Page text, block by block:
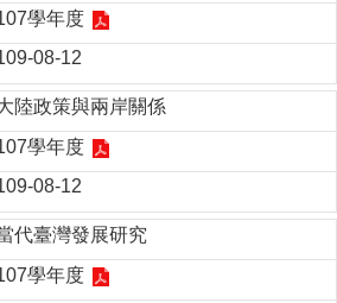
學年度
08-12
陸政策與兩岸關係
學年度
08-12
代臺灣發展研究
學年度